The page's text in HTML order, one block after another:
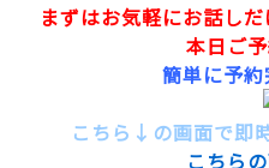
まずはお気軽にお話し
本日ご
簡単に予
こちら↓の画面で即
こちら